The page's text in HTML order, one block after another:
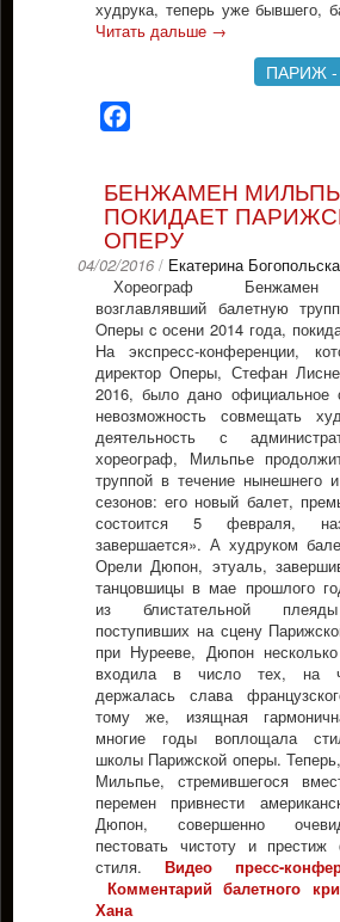
худрука, теперь уже бывшего,
Читать дальше →
ПАРИЖ
БЕНЖАМЕН
ПОКИДАЕТ
ОПЕРУ
04/02/2016 / Екатерина
Хореограф
возглавлявший балетную
Oперы c осени 2014 года,
На экспресс-конференции,
директор Оперы, Стефан
2016, было дано официальное
невозможность совмещать
деятельность с
хореограф, Мильпье
труппой в течение нынешнего
сезонов: его новый балет,
состоится 5 февраля,
завершается». А худруком
Орели Дюпон, этуаль,
танцовшицы в мае прошлого
из блистательной
поступивших на сцену
при Нурееве, Дюпон несколько
входила в число тех, на
держалась слава
тому же, изящная
многие годы воплощала
школы Парижской оперы.
Мильпье, стремившегося
перемен привнести
Дюпон, совершенно
пестовать чистоту и престиж
стиля. Видео пресс-
Комментарий балетного
Хана